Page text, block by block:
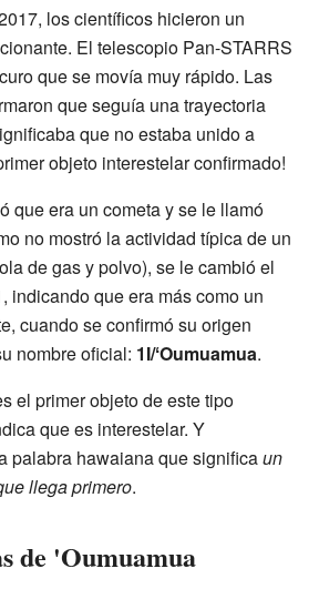
los científicos hicieron un
El telescopio Pan-STARRS
que se movía muy rápido. Las
que seguía una trayectoria
que no estaba unido a
objeto interestelar confirmado!
que era un cometa y se le llamó
no mostró la actividad típica de un
de gas y polvo), se le cambió el
indicando que era más como un
cuando se confirmó su origen
nombre oficial: 1I/ʻOumuamua.
el primer objeto de este tipo
que es interestelar. Y
palabra hawaiana que significaun
llega primero.
de 'Oumuamua